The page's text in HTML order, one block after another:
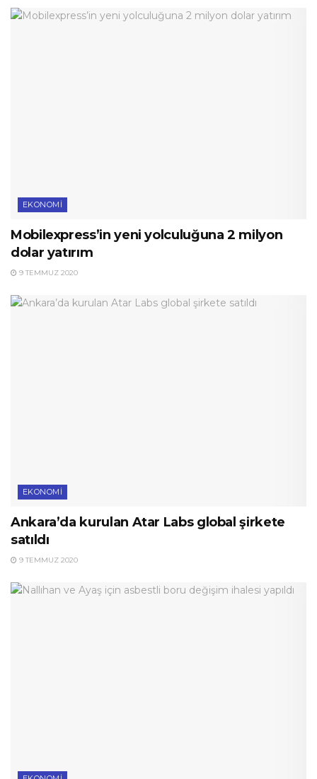
EKONOMI
Mobilexpress’in yeni yolculuğuna 2 milyon
dolar yatırım
9 TEMMUZ 2020
EKONOMI
Ankara’da kurulan Atar Labs global şirkete
satıldı
9 TEMMUZ 2020